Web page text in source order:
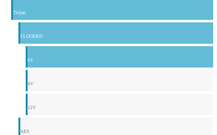
Trojan
FLOODED
6V
8V
12V
AES